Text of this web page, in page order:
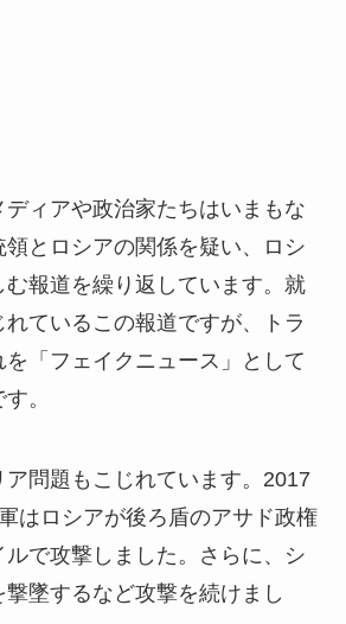
ディアや政治家たちはいまもな
とロシアの関係を疑い、ロシ
む報道を繰り返しています。就
ているこの報道ですが、トラ
「フェイクニュース」として
。
問題もこじれています。2017
はロシアが後ろ盾のアサド政権
で攻撃しました。さらに、シ
撃墜するなど攻撃を続けまし